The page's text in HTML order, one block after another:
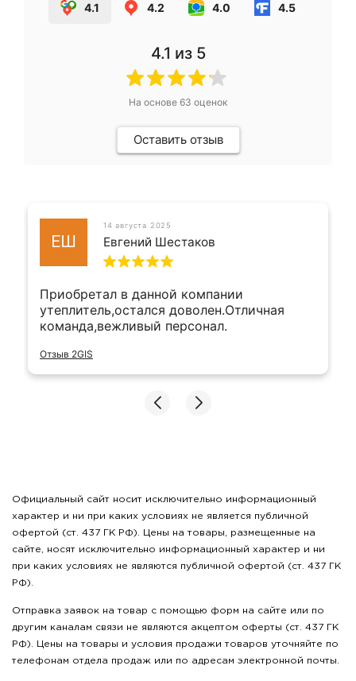
4.1 4.2 4.0 4.5
4.1 из 5
На основе 63 оценок
Оставить отзыв
ЕШ
14 августа 2025
Евгений Шестаков
Приобретал в данной компании
утеплитель,остался доволен.Отличная
команда,вежливый персонал.
Отзыв 2GIS
Официальный сайт носит исключительно информационный
характер и ни при каких условиях не является публичной
офертой (ст. 437 ГК РФ). Цены на товары, размещенные на
сайте, носят исключительно информационный характер и ни
при каких условиях не являются публичной офертой (ст. 437 ГК
РФ).
Отправка заявок на товар с помощью форм на сайте или по
другим каналам связи не являются акцептом оферты (ст. 437 ГК
РФ). Цены на товары и условия продажи товаров уточняйте по
телефонам отдела продаж или по адресам электронной почты.